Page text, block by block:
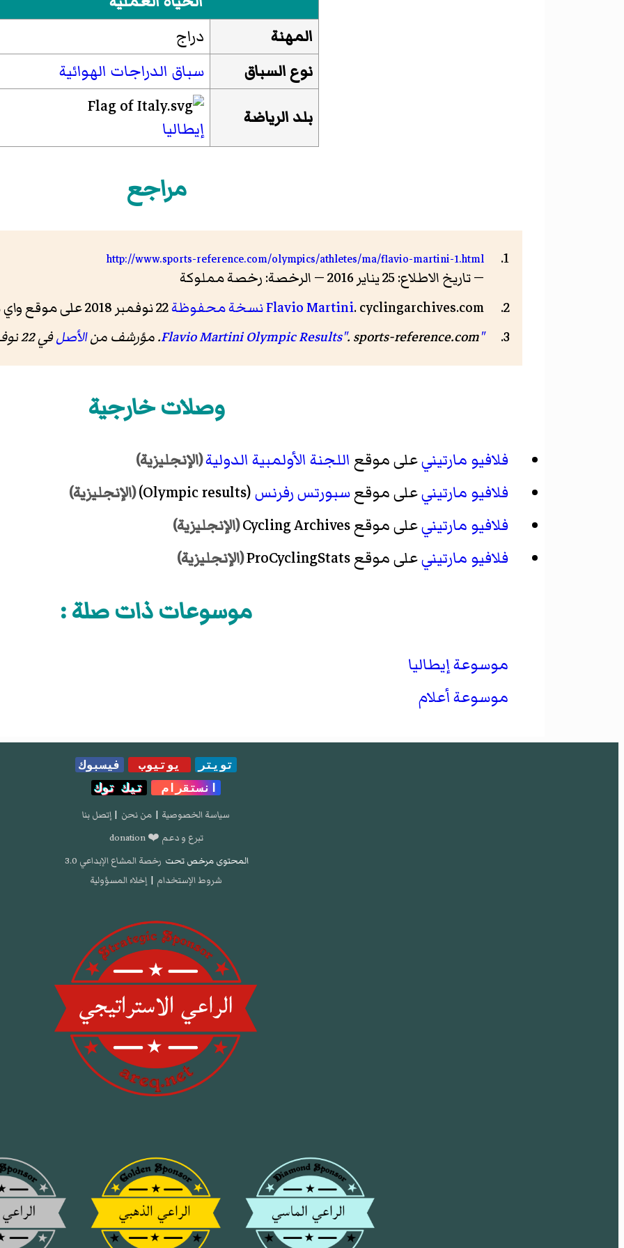
المهنة
دراج
نوع السباق
سباق الدراجات الهوائية
بلد الرياضة
إيطاليا
مراجع
http://www.sports-reference.com/olympics/athletes/ma/flavio-martini-1.html
— تاريخ الاطلاع: 25 يناير 2016 — الرخصة: رخصة مملوكة
Flavio Martini. cyclingarchives.com نسخة محفوظة22 نوفمبر 2018 على موقع واي باك مشين.
"Flavio Martini Olympic Results"
. sports-reference.com . مؤرشف منالأصلفي 22 نوفمبر 2018
وصلات خارجية
فلافيو مارتينيعلى موقع اللجنة الأولمبية الدولية(الإنجليزية)
فلافيو مارتينيعلى موقعسبورتس رفرنس(Olympic results) (الإنجليزية)
فلافيو مارتينيعلى موقع Cycling Archives (الإنجليزية)
فلافيو مارتينيعلى موقع ProCyclingStats (الإنجليزية)
موسوعات ذات صلة :
موسوعة إيطاليا
موسوعة أعلام
تويتر يوتيوب
فيسبوك
انستقرام
تيك توك
سياسة الخصوصية | من نحن | إتصل بنا
تبرع و دعم ❤️ donation
المحتوى مرخص تحت رخصة المشاع الإبداعي 3.0
شروط الإستخدام | إخلاء المسؤولية